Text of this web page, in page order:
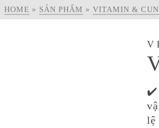
HOME » SẢN PHẨM » VITAMIN &
✔️
lệ